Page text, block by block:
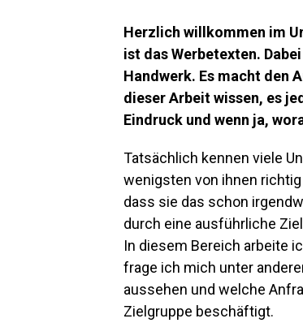
Herzlich willkommen im
ist das Werbetexten.
Handwerk. Es macht den
dieser Arbeit wissen, es
Eindruck und wenn ja,
Tatsächlich kennen viele
wenigsten von ihnen
dass sie das schon
durch eine ausführliche
In diesem Bereich arbeite
frage ich mich unter
aussehen und welche
Zielgruppe beschäftigt.